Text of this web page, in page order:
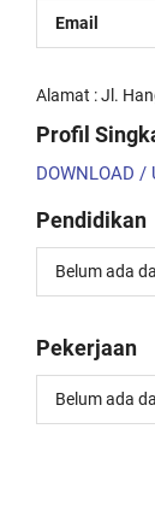
Email
Alamat : Jl.
Profil
DOWNLOAD /
Pendidikan
Belum ada
Pekerjaan
Belum ada